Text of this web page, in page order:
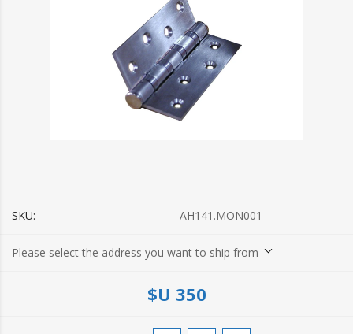
SKU: AH141.MON001
Please select the address you want to ship from
$U 350